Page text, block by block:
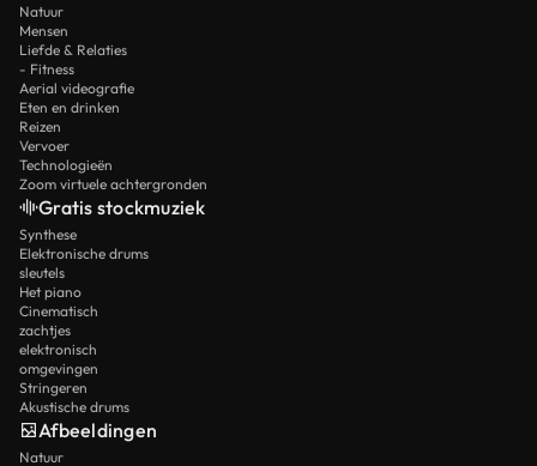
Natuur
Mensen
Liefde & Relaties
- Fitness
Aerial videografie
Eten en drinken
Reizen
Vervoer
Technologieën
Zoom virtuele achtergronden
Gratis stockmuziek
Synthese
Elektronische drums
sleutels
Het piano
Cinematisch
zachtjes
elektronisch
omgevingen
Stringeren
Akustische drums
Afbeeldingen
Natuur